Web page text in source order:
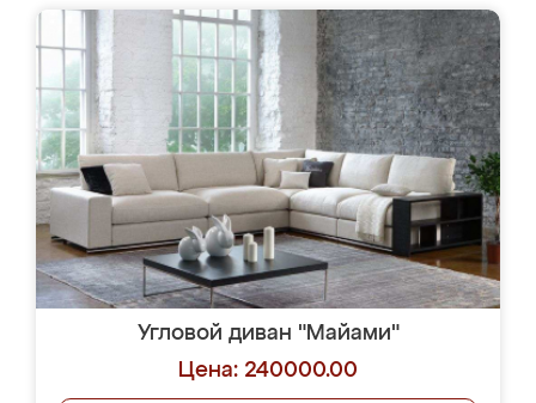
Угловой диван "Майами"
Цена: 240000.00